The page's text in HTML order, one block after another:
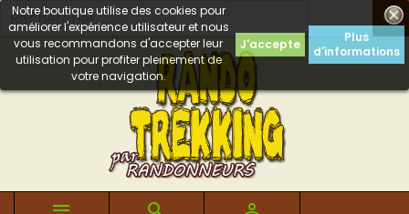

Notre boutique utilise des cookies pour
améliorer l'expérience utilisateur et nous
vous recommandons d'accepter leur
utilisation pour profiter pleinement de
votre navigation.
J'accepte
Plus
d'informations